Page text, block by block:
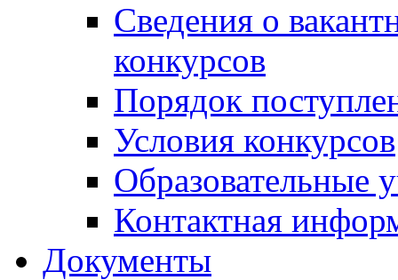
Сведения о
конкурсов
Порядок
Условия конкурсов
Образовательные
Контактная
Документы